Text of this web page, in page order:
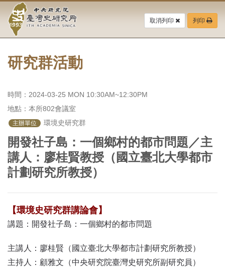
要
中
央
研
究
院-
臺
灣
史
研
究
所-
首
頁
取消列印 列印
研究群活動
時間：2024-03-25 MON 10:30AM~12:30PM
地點：本所802會議室
主辦單位 環境史研究群
開發社子島：一個鄉村的都市問題／主
講人：廖桂賢教授（國立臺北大學都市
計劃研究所教授）
【環境史研究群講論會】
講題：開發社子島：一個鄉村的都市問題
主講人：廖桂賢（國立臺北大學都市計劃研究所教授）
主持人：顧雅文（中央研究院臺灣史研究所副研究員）